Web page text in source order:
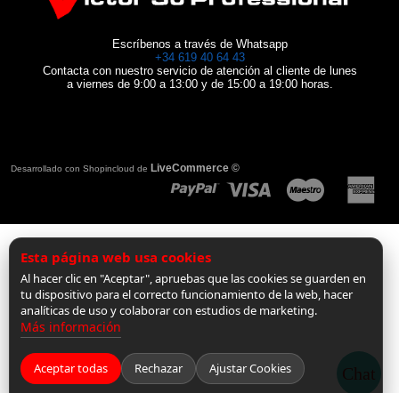
Escríbenos a través de Whatsapp
+34 619 40 64 43
Contacta con nuestro servicio de atención al cliente de lunes
a viernes de 9:00 a 13:00 y de 15:00 a 19:00 horas.
Desarrollado con Shopincloud de LiveCommerce ©
Esta página web usa cookies
Al hacer clic en "Aceptar", apruebas que las cookies se guarden en
tu dispositivo para el correcto funcionamiento de la web, hacer
analíticas de uso y colaborar con estudios de marketing.
Más información
Aceptar todas Rechazar Ajustar Cookies